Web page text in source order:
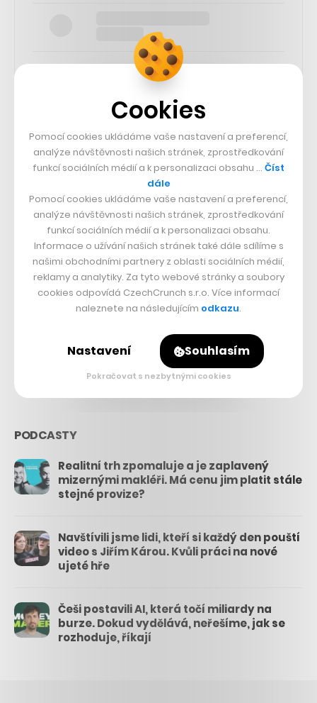
73k
25k
65k
56.4k
PODCASTY
Realitní trh zpomaluje a je zaplavený
mizernými makléři. Má cenu jim platit stále
stejné provize?
Navštívili jsme lidi, kteří si každý den pouští
video s Jiřím Károu. Kvůli práci na nové
ujeté hře
Češi postavili AI, která točí miliardy na
burze. Dokud vydělává, neřešíme, jak se
rozhoduje, říkají
Cookies
Pomocí cookies ukládáme vaše nastavení a preferencí,
analýze návštěvnosti našich stránek, zprostředkování
funkcí sociálních médií a k personalizaci obsahu … Číst
dále
Pomocí cookies ukládáme vaše nastavení a preferencí,
analýze návštěvnosti našich stránek, zprostředkování
funkcí sociálních médií a k personalizaci obsahu.
Informace o užívání našich stránek také dále sdílíme s
našimi obchodními partnery z oblasti sociálních médií,
reklamy a analytiky. Za tyto webové stránky a soubory
cookies odpovídá CzechCrunch s.r.o. Více informací
naleznete na následujícím odkazu.
Nastavení Souhlasím
Pokračovat s nezbytnými cookies